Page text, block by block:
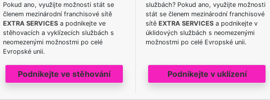
Pokud ano, využijte možnosti stát se
členem mezinárodní franchisové sítě
EXTRA SERVICESa podnikejte ve
stěhovacích a vyklízecích službách s
neomezenými možnostmi po celé
Evropské unii.
Podnikejte ve stěhování
službách? Pokud ano, využijte možnosti
stát se členem mezinárodní franchisové
sítě EXTRA SERVICESa podnikejte v
úklidových službách s neomezenými
možnostmi po celé Evropské unii.
Podnikejte v uklízení